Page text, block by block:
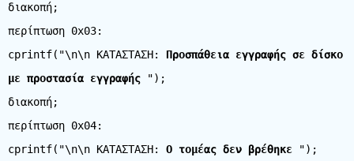
διακοπή;
περίπτωση 0x03:
cprintf("\n\n ΚΑΤΑΣΤΑΣΗ: Προσπάθεια εγγραφής σε δίσκο
με προστασία εγγραφής ");
διακοπή;
περίπτωση 0x04:
cprintf("\n\n ΚΑΤΑΣΤΑΣΗ: Ο τομέας δεν βρέθηκε ");